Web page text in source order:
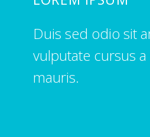
Duis sed odio sit
vulputate cursus
mauris.